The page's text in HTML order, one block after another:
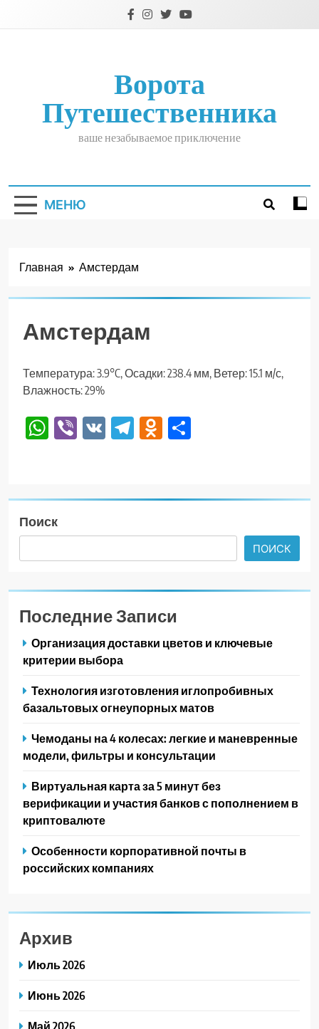
Ворота
Путешественника
ваше незабываемое приключение
МЕНЮ
Главная Амстердам
Амстердам
Температура: 3.9°C, Осадки: 238.4 мм, Ветер: 15.1 м/с,
Влажность: 29%
WhatsApp
Viber
VK TelegramOdnoklassniki
Поиск
ПОИСК
Последние Записи
Организация доставки цветов и ключевые
критерии выбора
Технология изготовления иглопробивных
базальтовых огнеупорных матов
Чемоданы на 4 колесах: легкие и маневренные
модели, фильтры и консультации
Виртуальная карта за 5 минут без
верификации и участия банков с пополнением в
криптовалюте
Особенности корпоративной почты в
российских компаниях
Архив
Июль 2026
Июнь 2026
Май 2026